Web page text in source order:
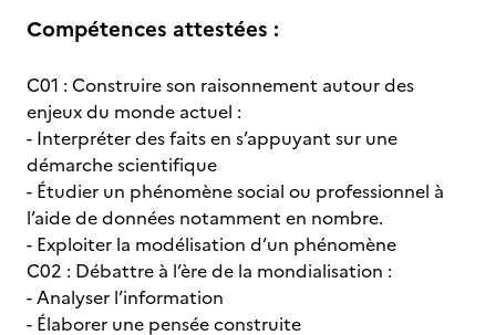
Compétences attestées :
C01 : Construire son raisonnement autour des
enjeux du monde actuel :
- Interpréter des faits en s’appuyant sur une
démarche scientifique
- Étudier un phénomène social ou professionnel à
l’aide de données notamment en nombre.
- Exploiter la modélisation d’un phénomène
C02 : Débattre à l’ère de la mondialisation :
- Analyser l’information
- Élaborer une pensée construite